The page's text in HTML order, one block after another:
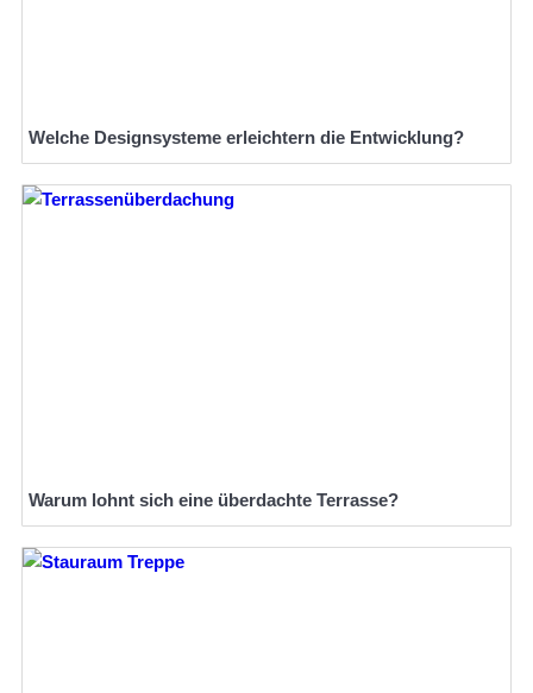
Welche Designsysteme erleichtern die Entwicklung?
Warum lohnt sich eine überdachte Terrasse?